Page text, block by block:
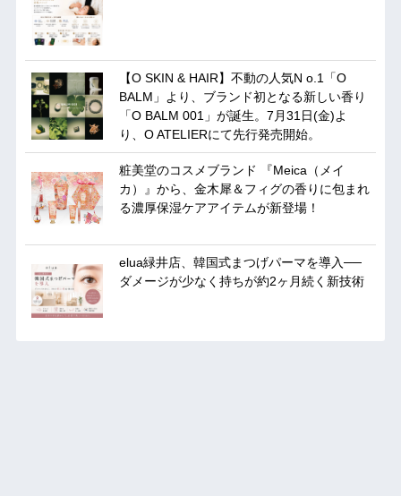
【O SKIN & HAIR】不動の人気N o.1「O
BALM」より、ブランド初となる新しい香り
「O BALM 001」が誕生。7月31日(金)よ
り、O ATELIERにて先行発売開始。
粧美堂のコスメブランド 『Meica（メイ
カ）』から、金木犀＆フィグの香りに包まれ
る濃厚保湿ケアアイテムが新登場！
elua緑井店、韓国式まつげパーマを導入──
ダメージが少なく持ちが約2ヶ月続く新技術